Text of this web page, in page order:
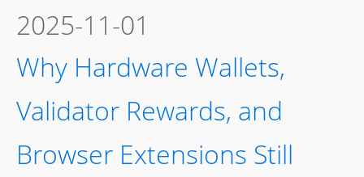
2025-11-01
Why Hardware Wallets,
Validator Rewards, and
Browser Extensions Still